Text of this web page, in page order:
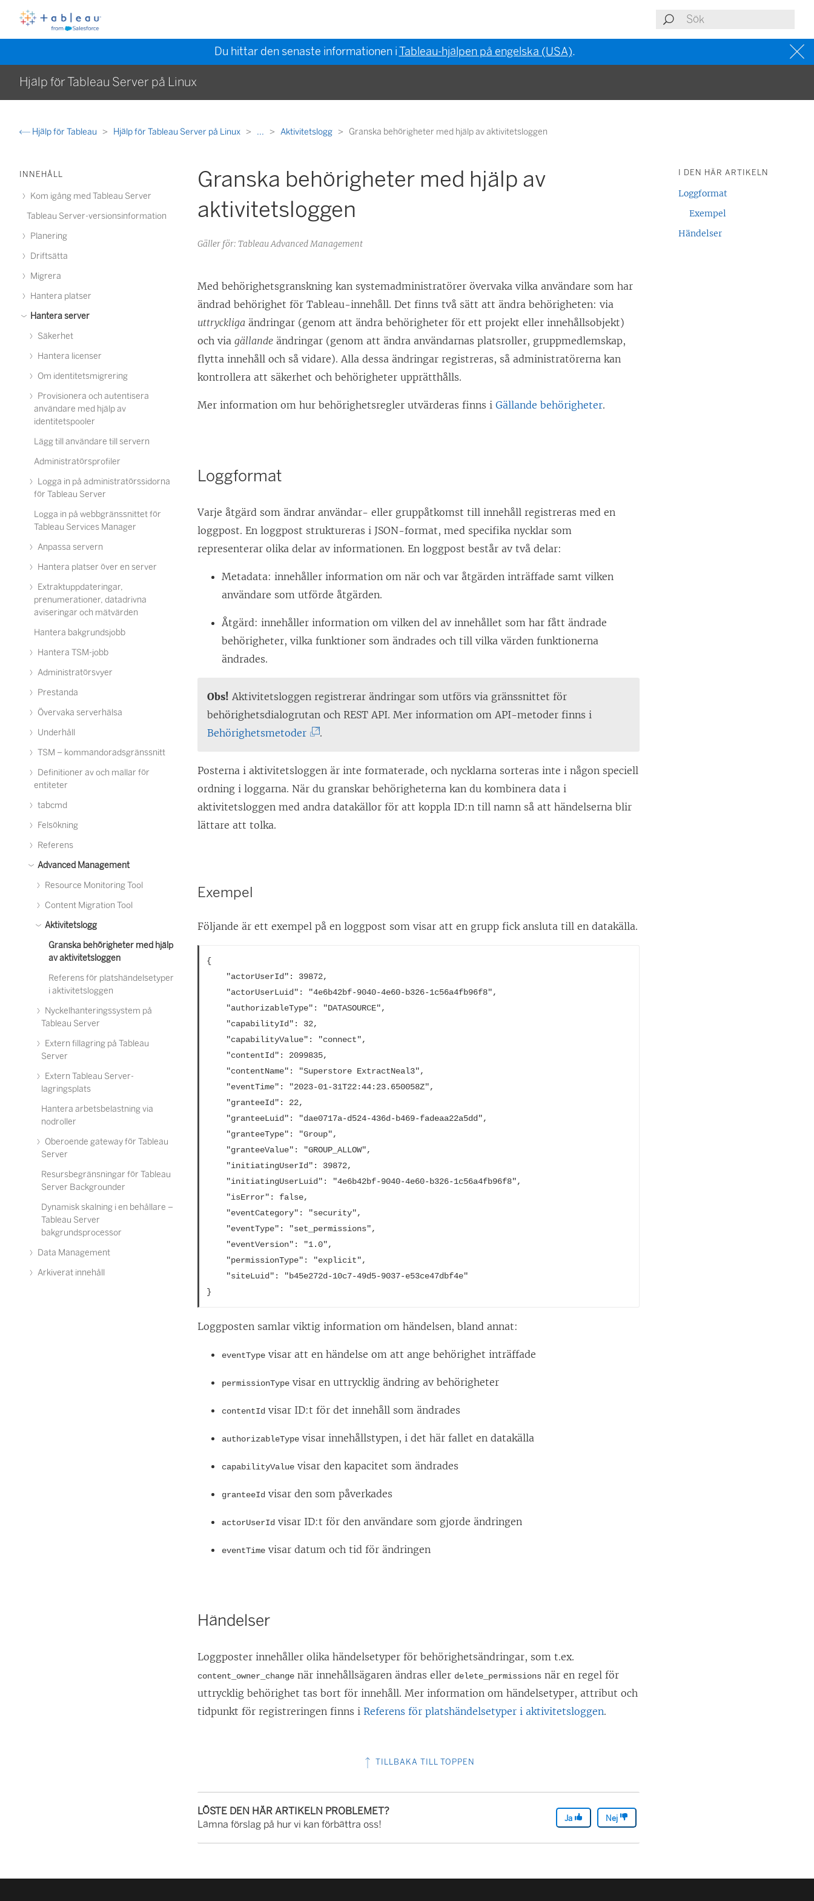
Du hittar den senaste informationen iTableau-hjälpen på engelska (USA).
Hjälp för Tableau Server på Linux
Hjälp för Tableau Hjälp för Tableau Server på Linux ... Aktivitetslogg Granska behörigheter med hjälp av aktivitetsloggen
INNEHÅLL
Kom igång med Tableau Server
Tableau Server-versionsinformation
Planering
Driftsätta
Migrera
Hantera platser
Hantera server
Säkerhet
Hantera licenser
Om identitetsmigrering
Provisionera och autentisera
användare med hjälp av
identitetspooler
Lägg till användare till servern
Administratörsprofiler
Logga in på administratörssidorna
för Tableau Server
Logga in på webbgränssnittet för
Tableau Services Manager
Anpassa servern
Hantera platser över en server
Extraktuppdateringar,
prenumerationer, datadrivna
aviseringar och mätvärden
Hantera bakgrundsjobb
Hantera TSM-jobb
Administratörsvyer
Prestanda
Övervaka serverhälsa
Underhåll
TSM – kommandoradsgränssnitt
Definitioner av och mallar för
entiteter
tabcmd
Felsökning
Referens
Advanced Management
Resource Monitoring Tool
Content Migration Tool
Aktivitetslogg
Granska behörigheter med hjälp
av aktivitetsloggen
Referens för platshändelsetyper
i aktivitetsloggen
Nyckelhanteringssystem på
Tableau Server
Extern fillagring på Tableau
Server
Extern Tableau Server-
lagringsplats
Hantera arbetsbelastning via
nodroller
Oberoende gateway för Tableau
Server
Resursbegränsningar för Tableau
Server Backgrounder
Dynamisk skalning i en behållare –
Tableau Server
bakgrundsprocessor
Data Management
Arkiverat innehåll
Granska behörigheter med hjälp av
aktivitetsloggen
Gäller för: Tableau Advanced Management
Med behörighetsgranskning kan systemadministratörer övervaka vilka användare som har
ändrad behörighet för Tableau-innehåll. Det finns två sätt att ändra behörigheten: via
uttryckliga ändringar (genom att ändra behörigheter för ett projekt eller innehållsobjekt)
och viagällande ändringar (genom att ändra användarnas platsroller, gruppmedlemskap,
flytta innehåll och så vidare). Alla dessa ändringar registreras, så administratörerna kan
kontrollera att säkerhet och behörigheter upprätthålls.
Mer information om hur behörighetsregler utvärderas finns iGällande behörigheter.
Loggformat
Varje åtgärd som ändrar användar- eller gruppåtkomst till innehåll registreras med en
loggpost. En loggpost struktureras i JSON-format, med specifika nycklar som
representerar olika delar av informationen. En loggpost består av två delar:
Metadata: innehåller information om när och var åtgärden inträffade samt vilken
användare som utförde åtgärden.
Åtgärd: innehåller information om vilken del av innehållet som har fått ändrade
behörigheter, vilka funktioner som ändrades och till vilka värden funktionerna
ändrades.
Obs! Aktivitetsloggen registrerar ändringar som utförs via gränssnittet för
behörighetsdialogrutan och REST API. Mer information om API-metoder finns i
Behörighetsmetoder(
ä
n
k
a
e
t
t
n
y
f
ö
n
s
t
)
.
Posterna i aktivitetsloggen är inte formaterade, och nycklarna sorteras inte i någon speciell
ordning i loggarna. När du granskar behörigheterna kan du kombinera data i
aktivitetsloggen med andra datakällor för att koppla ID:n till namn så att händelserna blir
lättare att tolka.
Exempel
Följande är ett exempel på en loggpost som visar att en grupp fick ansluta till en datakälla.
{
	"actorUserId": 39872,
	"actorUserLuid": "4e6b42bf-9040-4e60-b326-1c56a4fb96f8",
	"authorizableType": "DATASOURCE",
	"capabilityId": 32,
	"capabilityValue": "connect",
	"contentId": 2099835,
	"contentName": "Superstore ExtractNeal3",
	"eventTime": "2023-01-31T22:44:23.650058Z",
	"granteeId": 22,
	"granteeLuid": "dae0717a-d524-436d-b469-fadeaa22a5dd",
	"granteeType": "Group",
	"granteeValue": "GROUP_ALLOW",
	"initiatingUserId": 39872,
	"initiatingUserLuid": "4e6b42bf-9040-4e60-b326-1c56a4fb96f8",
	"isError": false,
	"eventCategory": "security",
	"eventType": "set_permissions",
	"eventVersion": "1.0",
	"permissionType": "explicit",
	"siteLuid": "b45e272d-10c7-49d5-9037-e53ce47dbf4e"
}
Loggposten samlar viktig information om händelsen, bland annat:
eventType visar att en händelse om att ange behörighet inträffade
permissionType visar en uttrycklig ändring av behörigheter
contentId visar ID:t för det innehåll som ändrades
authorizableType visar innehållstypen, i det här fallet en datakälla
capabilityValue visar den kapacitet som ändrades
granteeId visar den som påverkades
actorUserId visar ID:t för den användare som gjorde ändringen
eventTime visar datum och tid för ändringen
Händelser
Loggposter innehåller olika händelsetyper för behörighetsändringar, som t.ex.
content_owner_change när innehållsägaren ändras eller delete_permissions när en regel för
uttrycklig behörighet tas bort för innehåll. Mer information om händelsetyper, attribut och
tidpunkt för registreringen finns iReferens för platshändelsetyper i aktivitetsloggen.
TILLBAKA TILL TOPPEN
LÖSTE DEN HÄR ARTIKELN PROBLEMET?
Lämna förslag på hur vi kan förbättra oss!
Ja Nej
I DEN HÄR ARTIKELN
Loggformat
Exempel
Händelser